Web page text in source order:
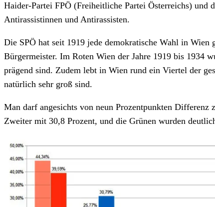
Haider-Partei FPÖ (Freiheitliche Partei Österreichs) und
Antirassistinnen und Antirassisten.
Die SPÖ hat seit 1919 jede demokratische Wahl in
Bürgermeister. Im Roten Wien der Jahre 1919 bis 1934
prägend sind. Zudem lebt in Wien rund ein Viertel der
natürlich sehr groß sind.
Man darf angesichts von neun Prozentpunkten
Zweiter mit 30,8 Prozent, und die Grünen wurden